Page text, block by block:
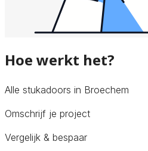
Hoe werkt het?
Alle stukadoors in Broechem
Omschrijf je project
Vergelijk & bespaar